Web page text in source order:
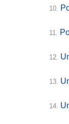
10.
11.
12.
13.
14.